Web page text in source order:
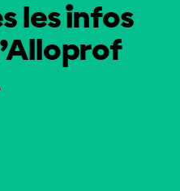
les infos